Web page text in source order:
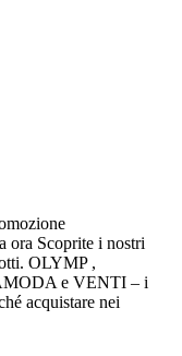
ora Scoprite i nostri
OLYMP ,
e VENTI – i
acquistare nei